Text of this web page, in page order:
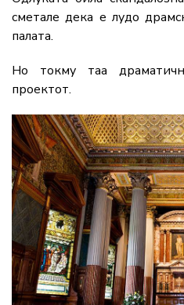
сметале дека е лудо
палата.
Но токму таа
проектот.